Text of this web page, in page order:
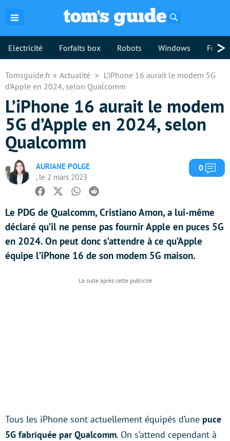
Electricité Forfaits box Robots Windows >
Tomsguide.fr Actualité
L’iPhone 16 aurait le modem 5G
d’Apple en 2024, selon Qualcomm
L’iPhone 16 aurait le modem
5G d’Apple en 2024, selon
Qualcomm
AURIANE POLGE
, le 2 mars 2023
0
Facebook
TwitterWhatsapp
Reddit
Le PDG de Qualcomm, Cristiano Amon, a lui-même
déclaré qu’il ne pense pas fournir Apple en puces 5G
en 2024. On peut donc s’attendre à ce qu’Apple
équipe l’iPhone 16 de son modem 5G maison.
Tous les iPhone sont actuellement équipés d’une puce
5G fabriquée par Qualcomm. On s’attend cependant à